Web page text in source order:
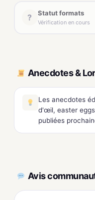
? Statut formats
Vérification en cours
Anecdotes &
Les anecdotes
d'œil, easter
publiées
Avis